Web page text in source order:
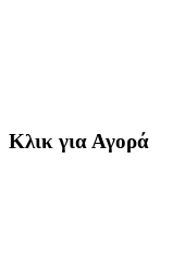
Κλικ για Αγορά